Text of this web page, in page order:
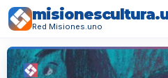
Red Misiones.uno